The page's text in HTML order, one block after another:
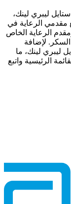
ليبري لينك،
مقدمي الرعاية في
الرعاية الخاص
لإضافة
ليبري لينك، ما
الرئيسية واتبع